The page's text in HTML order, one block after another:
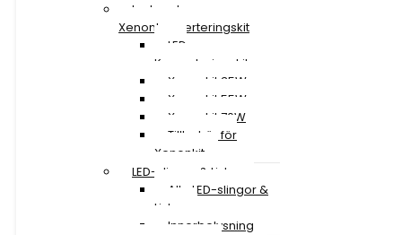
Led- och
Xenonkonverteringskit
LED
Konverteringskit
Xenonkit 35W
Xenonkit 55W
Xenonkit 70W
Tillbehör för
Xenonkit
LED-slingor & Lister
Alla LED-slingor &
Lister
Innerbelysning